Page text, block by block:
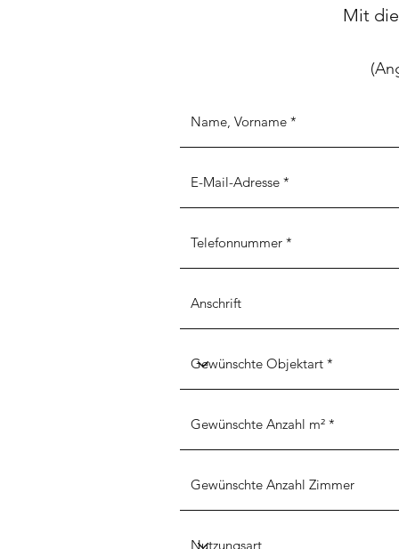
Mit